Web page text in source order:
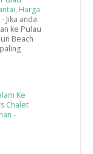
Harga
- Jika anda
ke Pulau
Beach
Ke
Chalet
-